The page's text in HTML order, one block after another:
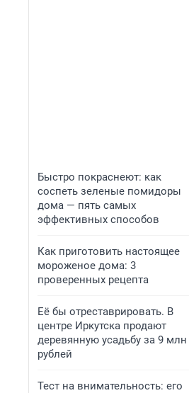
Быстро покраснеют: как
соспеть зеленые помидоры
дома — пять самых
эффективных способов
Как приготовить настоящее
мороженое дома: 3
проверенных рецепта
Её бы отреставрировать. В
центре Иркутска продают
деревянную усадьбу за 9 млн
рублей
Тест на внимательность: его